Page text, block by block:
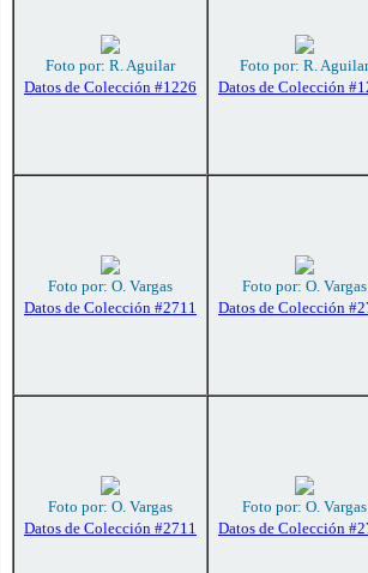
Foto por: R. Aguilar
Datos de Colección #1226
Foto por: R. Aguilar
Datos de Colección
Foto por: O. Vargas
Datos de Colección #2711
Foto por: O. Vargas
Datos de Colección
Foto por: O. Vargas
Datos de Colección #2711
Foto por: O. Vargas
Datos de Colección